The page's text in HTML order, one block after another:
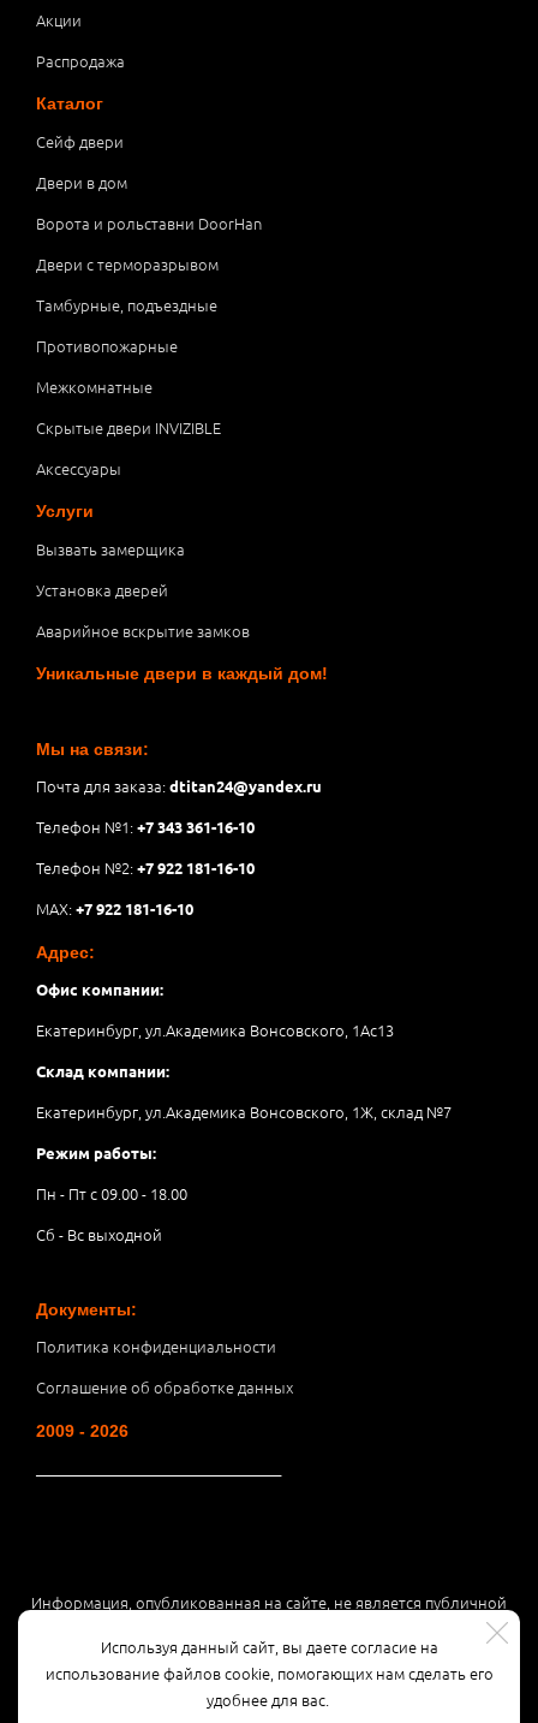
Используя данный сайт, вы даете согласие на
использование файлов cookie, помогающих нам сделать его
удобнее для вас.
Акции
Распродажа
Каталог
Сейф двери
Двери в дом
Ворота и рольставни DoorHan
Двери с терморазрывом
Тамбурные, подъездные
Противопожарные
Межкомнатные
Скрытые двери INVIZIBLE
Аксессуары
Услуги
Вызвать замерщика
Установка дверей
Аварийное вскрытие замков
Уникальные двери в каждый дом!
Мы на связи:
Почта для заказа:dtitan24@yandex.ru
Телефон №1:+7 343 361-16-10
Телефон №2:+7 922 181-16-10
MAX:+7 922 181-16-10
Адрес:
Офис компании:
Екатеринбург, ул.Академика Вонсовского, 1Аc13
Склад компании:
Екатеринбург, ул.Академика Вонсовского, 1Ж, склад №7
Режим работы:
Пн - Пт с 09.00 - 18.00
Сб - Вс выходной
Документы:
Политика конфиденциальности
Соглашение об обработке данных
2009 - 2026
Информация, опубликованная на сайте, не является публичной
офертой или рекламой, а носит информационный характер и
может быть изменена по усмотрению компании.